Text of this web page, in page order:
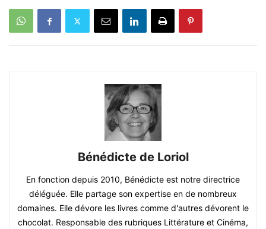
Bénédicte de Loriol
En fonction depuis 2010, Bénédicte est notre directrice
déléguée. Elle partage son expertise en de nombreux
domaines. Elle dévore les livres comme d'autres dévorent le
chocolat. Responsable des rubriques Littérature et Cinéma,